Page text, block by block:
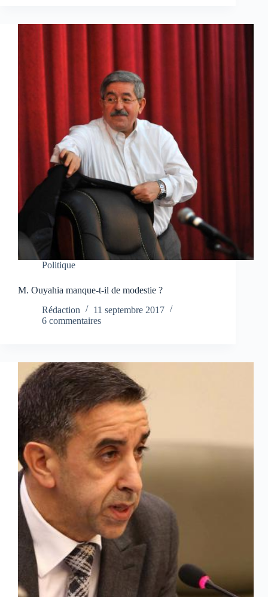
Politique
M. Ouyahia manque-t-il de modestie ?
Rédaction
11 septembre 2017
6 commentaires